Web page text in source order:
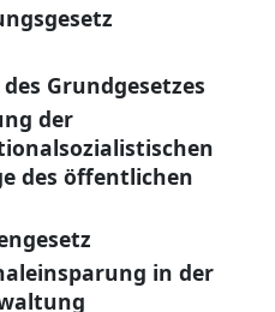
Grundgesetzes
der
des öffentlichen
in der